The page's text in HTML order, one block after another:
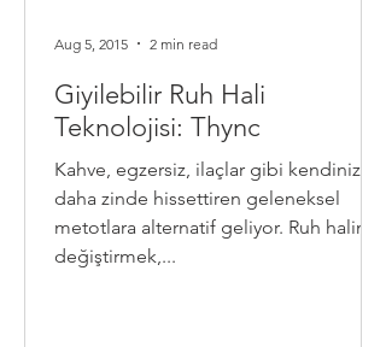
Giyilebilir Ruh Hali
Teknolojisi: Thync
Kahve, egzersiz, ilaçlar gibi kendinizi
daha zinde hissettiren geleneksel
metotlara alternatif geliyor. Ruh halinizi
değiştirmek,...
Aug 5, 2015 2 min read